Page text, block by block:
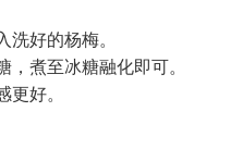
洗好的杨梅。
，煮至冰糖融化即可。
更好。